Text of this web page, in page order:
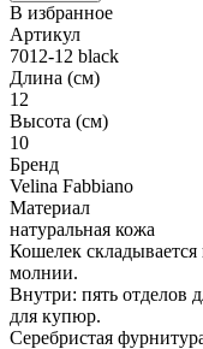
В избранное
Артикул
7012-12 black
Длина (см)
12
Высота (см)
10
Бренд
Velina Fabbiano
Материал
натуральная кожа
Кошелек
молнии.
Внутри: пять отделов
для купюр.
Серебристая